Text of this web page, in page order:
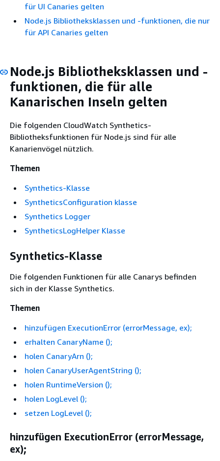
für UI Canaries gelten
Node.js Bibliotheksklassen und -funktionen, die nur
für API Canaries gelten
Node.js Bibliotheksklassen und -
funktionen, die für alle
Kanarischen Inseln gelten
Die folgenden CloudWatch Synthetics-
Bibliotheksfunktionen für Node.js sind für alle
Kanarienvögel nützlich.
Themen
Synthetics-Klasse
SyntheticsConfiguration klasse
Synthetics Logger
SyntheticsLogHelper Klasse
Synthetics-Klasse
Die folgenden Funktionen für alle Canarys befinden
sich in der Klasse Synthetics.
Themen
hinzufügen ExecutionError (errorMessage, ex);
erhalten CanaryName ();
holen CanaryArn ();
holen CanaryUserAgentString ();
holen RuntimeVersion ();
holen LogLevel ();
setzen LogLevel ();
hinzufügen ExecutionError (errorMessage,
ex);